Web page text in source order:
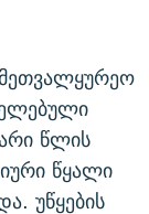
- 2022
წლის
წყალი
უწყების